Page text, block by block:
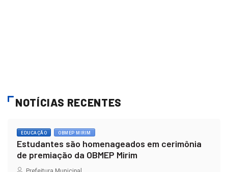
NOTÍCIAS RECENTES
EDUCAÇÃO OBMEP MIRIM
Estudantes são homenageados em cerimônia
de premiação da OBMEP Mirim